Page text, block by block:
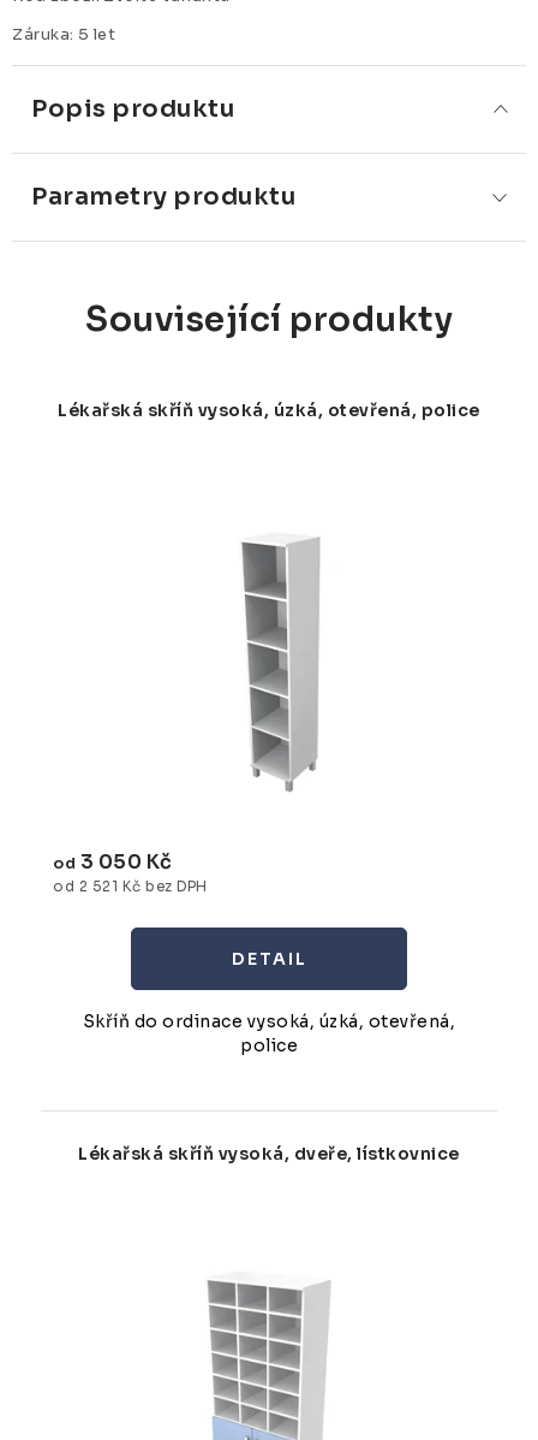
Záruka: 5 let
Popis produktu
Parametry produktu
Související produkty
Lékařská skříň vysoká, úzká, otevřená, police
od 2 521 Kč bez DPH
od 3 050 Kč
Skříň do ordinace vysoká, úzká, otevřená,
police
Lékařská skříň vysoká, dveře, lístkovnice